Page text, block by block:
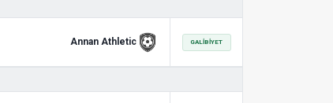
Annan Athletic GALIBIYET